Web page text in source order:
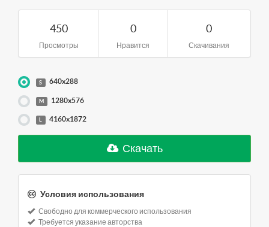
450
Просмотры
0
Нравится
0
Скачивания
S 640x288
M 1280x576
L 4160x1872
Скачать
Условия использования
Свободно для коммерческого использования
Требуется указание авторства